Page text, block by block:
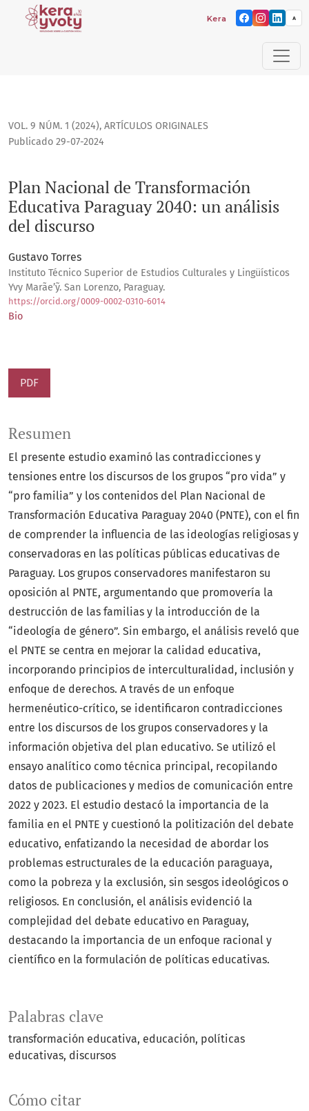
Kera yvoty: reflexiones
A
Plan Nacional de Transformación Educativa Paraguay
VOL. 9 NÚM. 1 (2024), ARTÍCULOS ORIGINALES
Plan Nacional de Transformación
Educativa Paraguay 2040: un análisis
del discurso
Publicado 29-07-2024
Gustavo Torres
Instituto Técnico Superior de Estudios Culturales y Lingüísticos
Yvy Marãe’ỹ. San Lorenzo, Paraguay.
https://orcid.org/0009-0002-0310-6014
Bio
PDF
Palabras clave
transformación educativa educación políticas
educativas discursos
Cómo citar
Resumen
El presente estudio examinó las contradicciones y
tensiones entre los discursos de los grupos “pro vida” y
“pro familia” y los contenidos del Plan Nacional de
Transformación Educativa Paraguay 2040 (PNTE), con el fin
de comprender la influencia de las ideologías religiosas y
conservadoras en las políticas públicas educativas de
Paraguay. Los grupos conservadores manifestaron su
oposición al PNTE, argumentando que promovería la
destrucción de las familias y la introducción de la
“ideología de género”. Sin embargo, el análisis reveló que
el PNTE se centra en mejorar la calidad educativa,
incorporando principios de interculturalidad, inclusión y
enfoque de derechos. A través de un enfoque
hermenéutico-crítico, se identificaron contradicciones
entre los discursos de los grupos conservadores y la
información objetiva del plan educativo. Se utilizó el
ensayo analítico como técnica principal, recopilando
datos de publicaciones y medios de comunicación entre
2022 y 2023. El estudio destacó la importancia de la
familia en el PNTE y cuestionó la politización del debate
educativo, enfatizando la necesidad de abordar los
problemas estructurales de la educación paraguaya,
como la pobreza y la exclusión, sin sesgos ideológicos o
religiosos. En conclusión, el análisis evidenció la
complejidad del debate educativo en Paraguay,
destacando la importancia de un enfoque racional y
científico en la formulación de políticas educativas.